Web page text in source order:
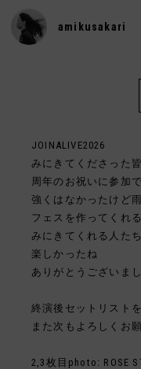
amikusakari
JOINALIVE2026
みにきてくださった
周年のお祝いに参加
強くはなかったけど
フェスを作ってくれ
みにきてくれる人た
楽しかったね
ありがとうございま
終演後セットリスト
また次もよろしくお
2,3枚目photo: ROSE